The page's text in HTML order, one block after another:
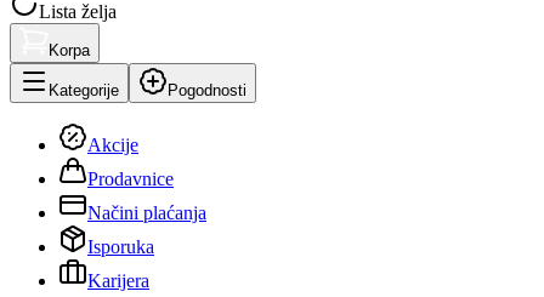
Lista želja
Korpa
Kategorije Pogodnosti
Akcije
Prodavnice
Načini plaćanja
Isporuka
Karijera